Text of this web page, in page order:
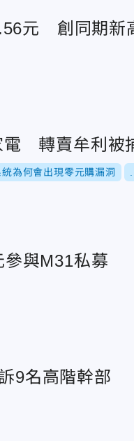
元 創同期新
電 轉賣牟利被
統為何會出現零元購漏洞
與M31私募
9名高階幹部